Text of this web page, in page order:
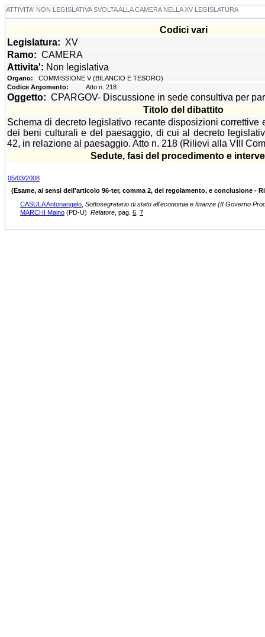
ATTIVITA' NON LEGISLATIVA SVOLTA ALLA CAMERA NELLA XV LEGISLATURA
Codici vari
Legislatura: XV
Ramo: CAMERA
Attivita': Non legislativa
Organo:
COMMISSIONE V (BILANCIO E TESORO)
Codice Argomento:
Atto n. 218
Oggetto: CPARGOV- Discussione in sede consultiva per
Titolo del dibattito
Schema di decreto legislativo recante disposizioni correttive
dei beni culturali e del paesaggio, di cui al decreto
42, in relazione al paesaggio. Atto n. 218 (Rilievi alla VIII
Sedute, fasi del procedimento e
05/03/2008
(Esame, ai sensi dell'articolo 96-ter, comma 2, del regolamento, e conclusione -
CASULA Antonangelo Sottosegretario di stato all'economia e finanze (II Governo
MARCHI Maino (PD-U) Relatore , pag. 6 7